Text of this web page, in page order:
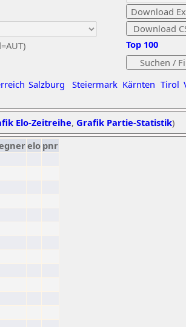
Salzburg Steiermark Kärnten Tirol
Top 100
Elo-Zeitreihe, Grafik Partie-Statistik)
elo pnr